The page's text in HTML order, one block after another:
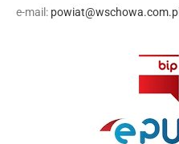
e-mail: powiat@wschowa.com.pl